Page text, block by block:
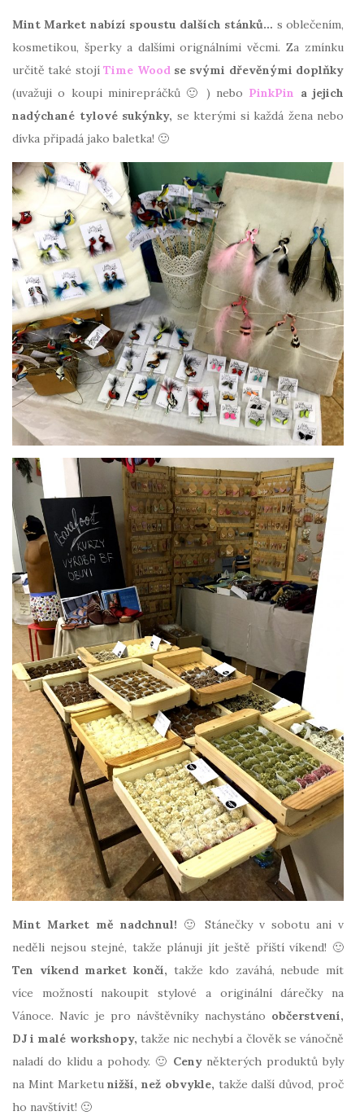
Mint Market nabízí spoustu dalších stánků… s oblečením,
kosmetikou, šperky a dalšími orignálními věcmi. Za zmínku
určitě také stojíTime Woodse svými dřevěnými doplňky
(uvažuji o koupi minirepráčků 🙂 ) nebo PinkPin a jejich
nadýchané tylové sukýnky, se kterými si každá žena nebo
dívka připadá jako baletka! 🙂
Mint Market mě nadchnul! 🙂 Stánečky v sobotu ani v
neděli nejsou stejné, takže plánuji jít ještě příští víkend! 🙂
Ten víkend market končí, takže kdo zaváhá, nebude mít
více možností nakoupit stylové a originální dárečky na
Vánoce. Navíc je pro návštěvníky nachystáno občerstvení,
DJ i malé workshopy, takže nic nechybí a člověk se vánočně
naladí do klidu a pohody. 🙂 Cenyněkterých produktů byly
na Mint Marketunižší, než obvykle, takže další důvod, proč
ho navštívit! 🙂